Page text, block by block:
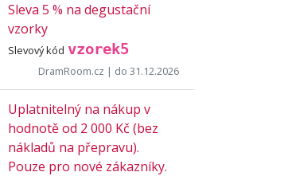
Sleva 5 % na degustační
vzorky
Slevový kód vzorek5
DramRoom.cz | do 31.12.2026
Uplatnitelný na nákup v
hodnotě od 2 000 Kč (bez
nákladů na přepravu).
Pouze pro nové zákazníky.